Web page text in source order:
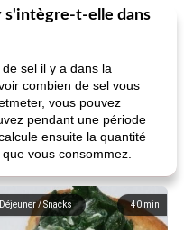
s'intègre-t-elle dans
sel il y a dans la
combien de sel vous
vous pouvez
pendant une période
ensuite la quantité
vous consommez.
40 min
Déjeuner / Snacks